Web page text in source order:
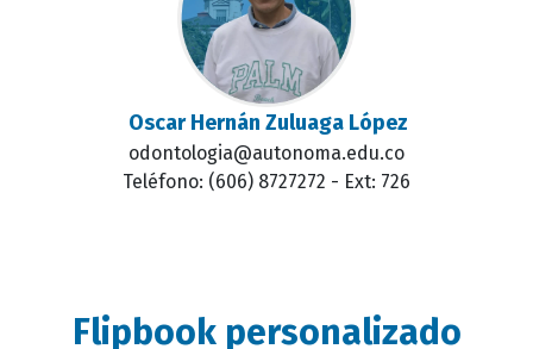
Oscar Hernán Zuluaga López
odontologia@autonoma.edu.co
Teléfono: (606) 8727272 - Ext: 726
Flipbook personalizado